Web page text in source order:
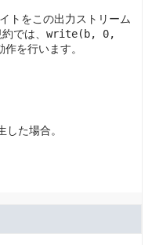
トをこの出力ストリーム
では、 write(b, 0,
を行います。
た場合。